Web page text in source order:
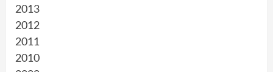
2013
2012
2011
2010